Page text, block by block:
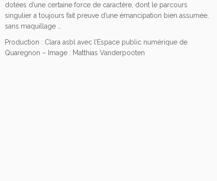
dotées d’une certaine force de caractère, dont le parcours
singulier a toujours fait preuve d’une émancipation bien assumée,
sans maquillage …
Production : Clara asbl avec l’Espace public numérique de
Quaregnon – Image : Matthias Vanderpooten